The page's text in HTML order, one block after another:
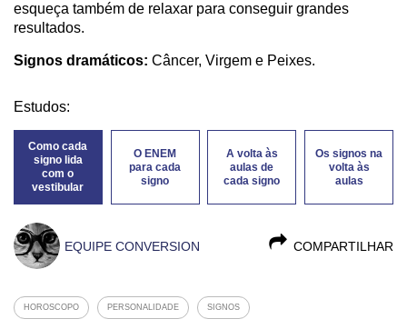
esqueça também de relaxar para conseguir grandes
resultados.
Signos dramáticos: Câncer, Virgem e Peixes.
Estudos:
Como cada
signo lida
com o
vestibular
O ENEM
para cada
signo
A volta às
aulas de
cada signo
Os signos na
volta às
aulas
COMPARTILHAR
EQUIPE CONVERSION
HOROSCOPO PERSONALIDADE SIGNOS